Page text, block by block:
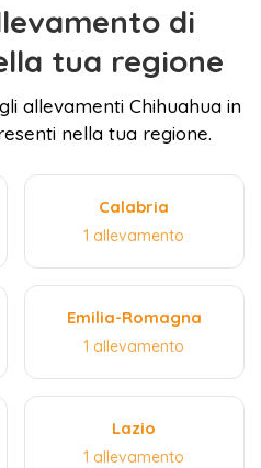
di
tua regione
allevamenti Chihuahua in
nella tua regione.
Calabria
1 allevamento
Emilia-Romagna
1 allevamento
Lazio
1 allevamento